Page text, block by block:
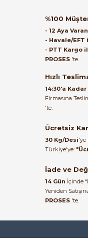
ulaştı. Paketleme
alışveriş sürecinden
Kemal Toktaş | 20/06/2026
Alışveriş süreci de hızlı ve
problemsiz geçti.
Kemal Toktaş | 20/06/2026
Havale ile odeme yaptim
tedirgindim ama saticinin
sonrasindaki iletisim ve
memnun kaldim.
tavsiye ederim.
mehidin tahsin | 20/06/
%100
- 12 Aya
- Havale/EFT
- PTT Kargo
PROSES 'te.
Hızlı
14:30'a Kadar
Firmasına
'te.
Ücretsiz
30 Kg/Desi'ye
Türkiye'ye:
İade ve
14 Gün İçinde
Yeniden
PROSES 'te.